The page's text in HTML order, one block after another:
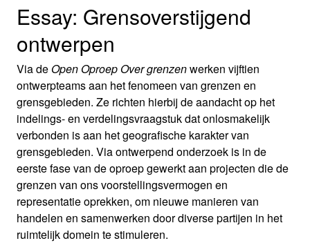
Essay: Grensoverstijgend
ontwerpen
Via deOpen Oproep Over grenzenwerken vijftien
ontwerpteams aan het fenomeen van grenzen en
grensgebieden. Ze richten hierbij de aandacht op het
indelings- en verdelingsvraagstuk dat onlosmakelijk
verbonden is aan het geografische karakter van
grensgebieden. Via ontwerpend onderzoek is in de
eerste fase van de oproep gewerkt aan projecten die de
grenzen van ons voorstellingsvermogen en
representatie oprekken, om nieuwe manieren van
handelen en samenwerken door diverse partijen in het
ruimtelijk domein te stimuleren.